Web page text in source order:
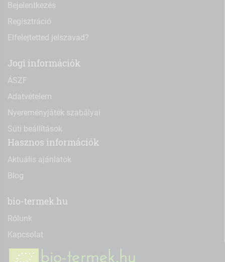
Bejelentkezés
Regisztráció
Elfelejtetted jelszavad?
Jogi információk
ÁSZF
Adatvételem
Nyereményjáték szabályai
Süti beállítások
Hasznos információk
Aktuális ajánlatok
Blog
bio-termek.hu
Rólunk
Kapcsolat